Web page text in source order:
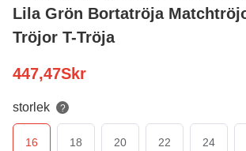
Lila Grön Bortatröja
Tröjor T-Tröja
447,47Skr
storlek ?
16 18 20 22 24